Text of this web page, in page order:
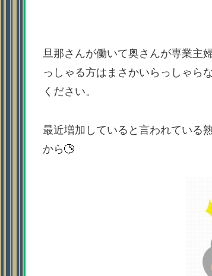
旦那さんが働いて奥さんが専業主
っしゃる方はまさかいらっしゃら
ください。
最近増加していると言われている
から